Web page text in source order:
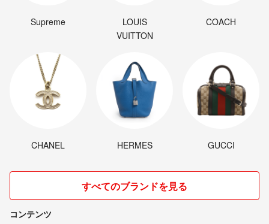
Supreme
LOUIS
VUITTON
COACH
CHANEL HERMES GUCCI
すべてのブランドを見る
コンテンツ